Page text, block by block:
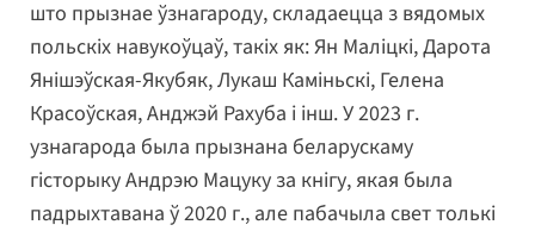
што прызнае ўзнагароду, складаецца з вядомых
польскіх навукоўцаў, такіх як: Ян Маліцкі, Дарота
Янішэўская-Якубяк, Лукаш Каміньскі, Гелена
Красоўская, Анджэй Рахуба і інш. У 2023 г.
узнагарода была прызнана беларускаму
гісторыку Андрэю Мацуку за кнігу, якая была
падрыхтавана ў 2020 г., але пабачыла свет толькі